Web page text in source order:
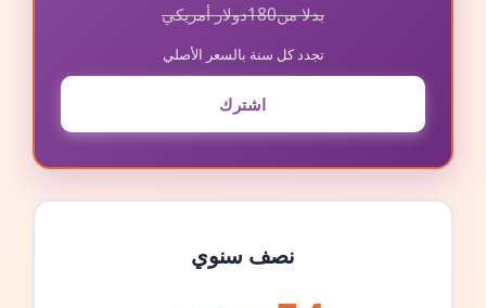
بدلا من180دولار أمريكي
تجدد كل سنة بالسعر الأصلي
اشترك
نصف سنوي